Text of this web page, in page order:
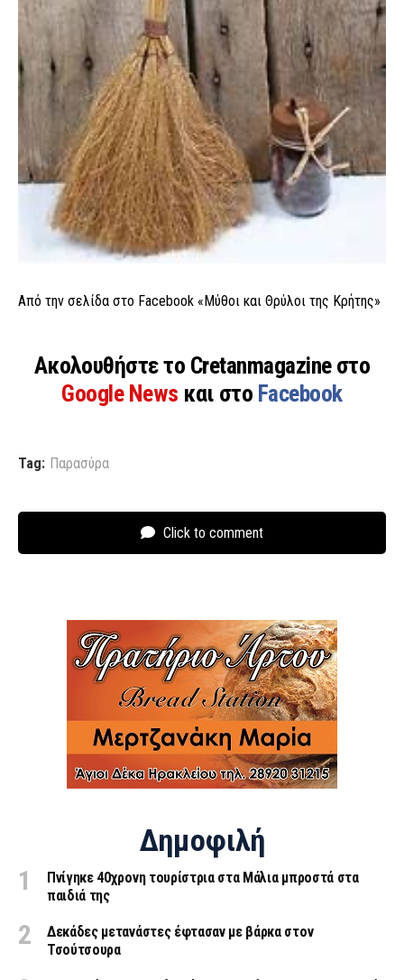
Από την σελίδα στο Facebook «Μύθοι και Θρύλοι της Κρήτης»
Ακολουθήστε το Cretanmagazine στο
Google News και στο Facebook
Tag: Παρασύρα
Click to comment
Δημοφιλή
Πνίγηκε 40χρονη τουρίστρια στα Μάλια μπροστά στα
παιδιά της
Δεκάδες μετανάστες έφτασαν με βάρκα στον
Τσούτσουρα